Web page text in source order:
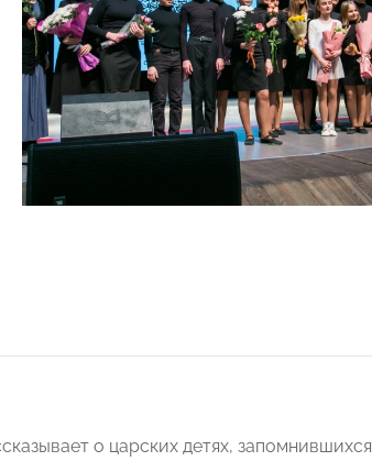
о царских детях, запомнившихся